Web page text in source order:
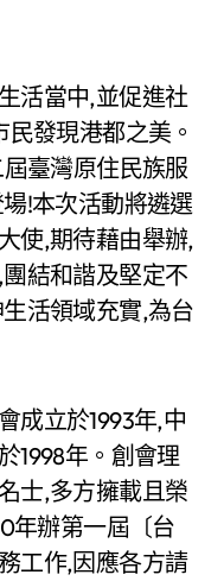
活當中,並促進社
發現港都之美。
臺灣原住民族服
!本次活動將遴選
使,期待藉由舉辦,
結和諧及堅定不
活領域充實,為台
成立於1993年,中
1998年。創會理
士,多方擁載且榮
年辦第一屆〔台
工作,因應各方請